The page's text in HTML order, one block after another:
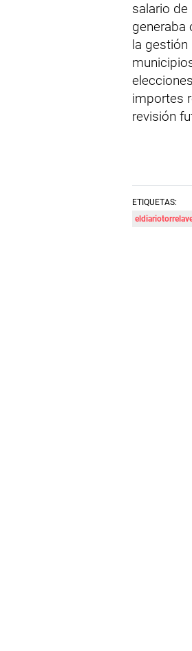
salario
generaba
la gestión
importes
revisión
ETIQUETAS: